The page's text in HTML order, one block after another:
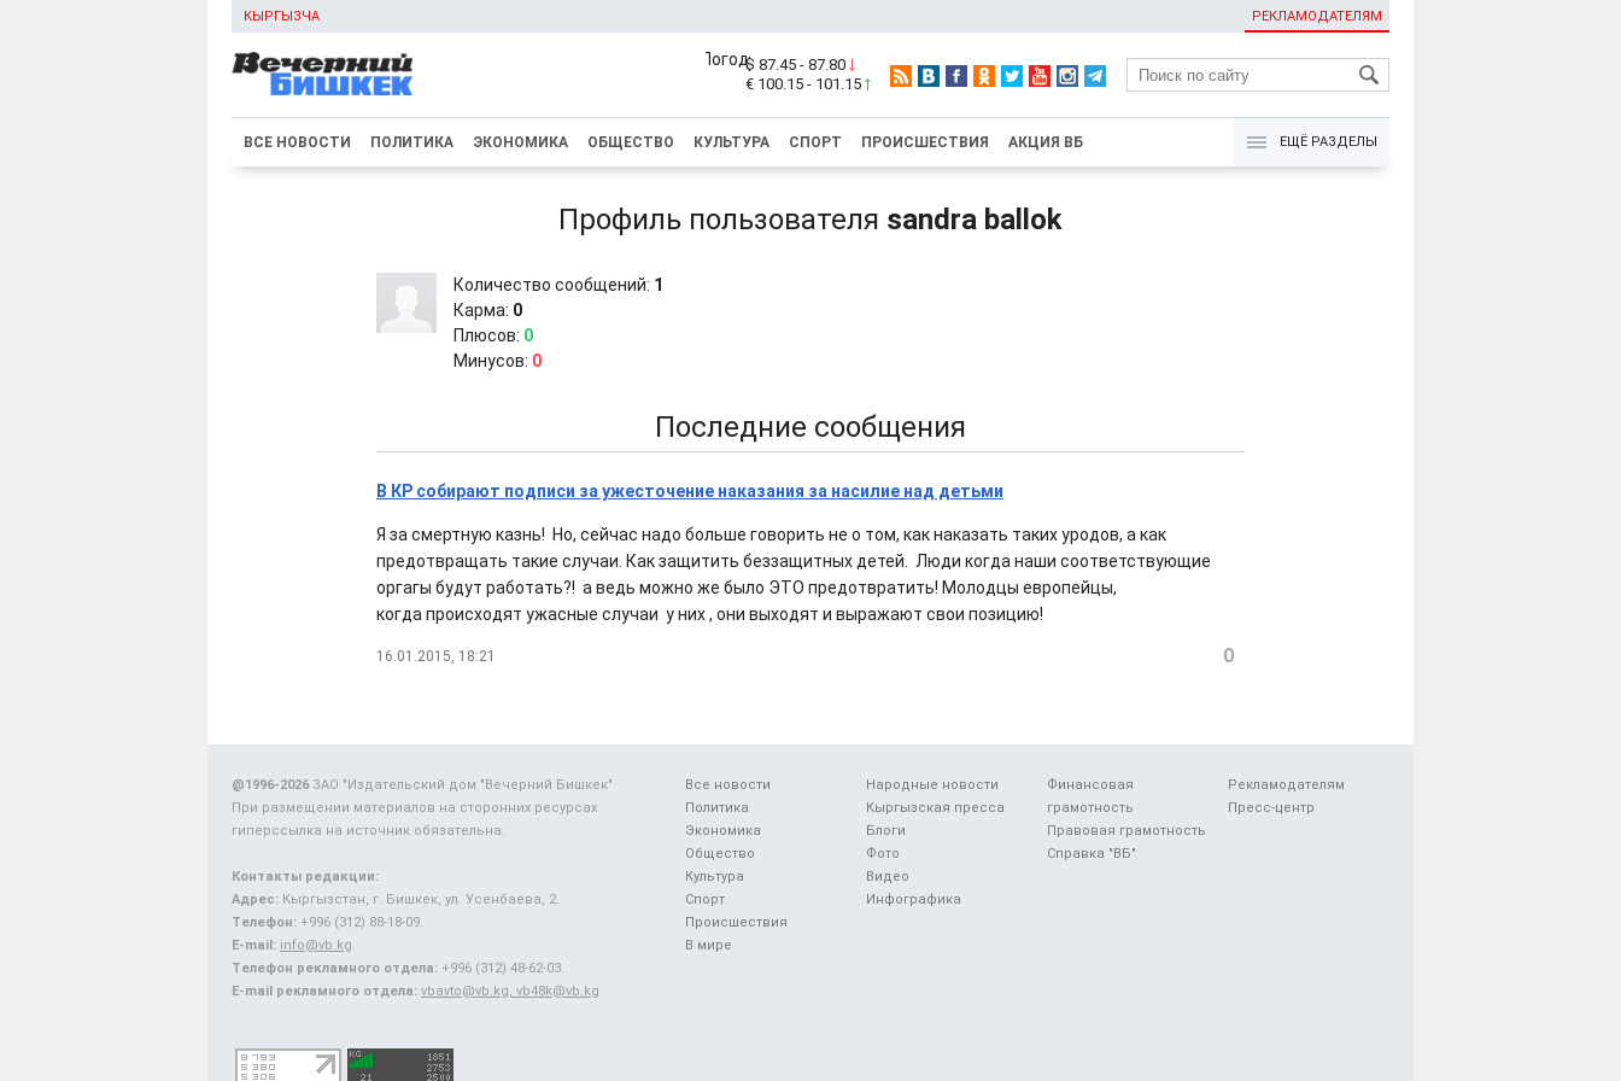
КЫРГЫЗЧА РЕКЛАМОДАТЕЛЯМ
KG
$ 87.45 - 87.80
€ 100.15 - 101.15
ВСЕ НОВОСТИ ПОЛИТИКА ЭКОНОМИКА ОБЩЕСТВО КУЛЬТУРА СПОРТ ПРОИСШЕСТВИЯ АКЦИЯ ВБ ЕЩЁ РАЗДЕЛЫ
Профиль пользователя sandra ballok
Количество сообщений: 1
Карма: 0
Плюсов: 0
Минусов: 0
Последние сообщения
В КР собирают подписи за ужесточение наказания за насилие над детьми
Я за смертную казнь! Но, сейчас надо больше говорить не о том, как наказать таких уродов, а как
предотвращать такие случаи. Как защитить беззащитных детей. Люди когда наши соответствующие
оргагы будут работать?! а ведь можно же было ЭТО предотвратить! Молодцы европейцы,
когда происходят ужасные случаи у них , они выходят и выражают свои позицию!
16.01.2015, 18:21 0
Все новости
Политика
Экономика
Общество
Культура
Спорт
Происшествия
В мире
Народные новости
Кыргызская пресса
Блоги
Фото
Видео
Инфографика
Финансовая
грамотность
Правовая грамотность
Справка "ВБ"
Рекламодателям
Пресс-центр
@1996-2026ЗАО "Издательский дом "Вечерний Бишкек"
При размещении материалов на сторонних ресурсах
гиперссылка на источник обязательна.
Контакты редакции:
Адрес: Кыргызстан, г. Бишкек, ул. Усенбаева, 2.
Телефон: +996 (312) 88-18-09.
E-mail: info@vb.kg
Телефон рекламного отдела: +996 (312) 48-62-03.
E-mail рекламного отдела: vbavto@vb.kg, vb48k@vb.kg